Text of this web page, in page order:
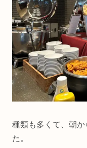
種類も多くて、朝
た。